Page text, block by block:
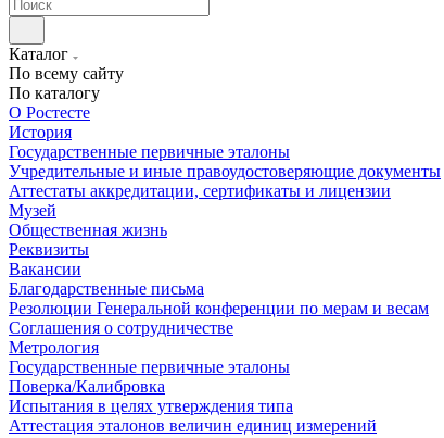
Каталог
По всему сайту
По каталогу
О Ростесте
История
Государственные первичные эталоны
Учредительные и иные правоудостоверяющие документы
Аттестаты аккредитации, сертификаты и лицензии
Музей
Общественная жизнь
Реквизиты
Вакансии
Благодарственные письма
Резолюции Генеральной конференции по мерам и весам
Соглашения о сотрудничестве
Метрология
Государственные первичные эталоны
Поверка/Калибровка
Испытания в целях утверждения типа
Аттестация эталонов величин единиц измерений